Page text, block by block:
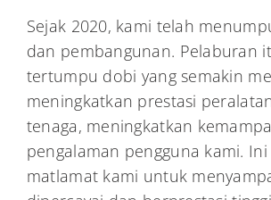
Sejak 2020, kami telah
dan pembangunan. Pelaburan
tertumpu dobi yang semakin
meningkatkan prestasi
tenaga, meningkatkan
pengalaman pengguna kami.
matlamat kami untuk